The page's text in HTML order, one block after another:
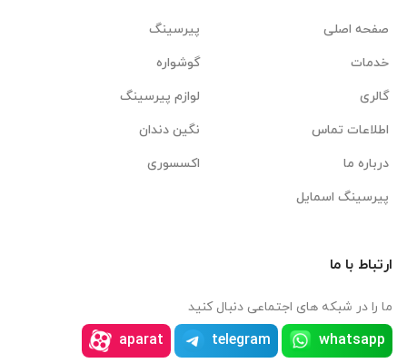
صفحه اصلی
خدمات
گالری
اطلاعات تماس
درباره ما
پیرسینگ اسمایل
پیرسینگ
گوشواره
لوازم پیرسینگ
نگین دندان
اکسسوری
با ما
را در شبکه های اجتماعی دنبال کنید
whatsapp
telegram
aparat